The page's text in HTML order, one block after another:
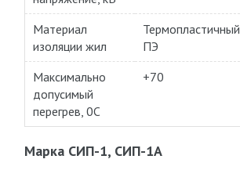
Материал
изоляции жил
Термопластичный
ПЭ
Максимально
допусимый
перегрев, 0C
+70
Марка СИП-1, СИП-1А